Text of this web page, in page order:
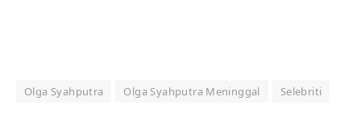
Olga Syahputra Olga Syahputra Meninggal Selebriti